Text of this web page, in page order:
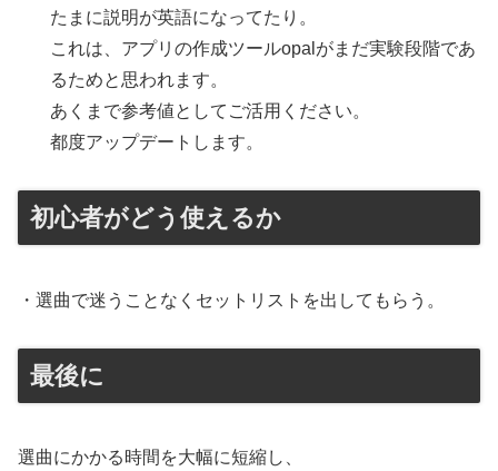
たまに説明が英語になってたり。
これは、アプリの作成ツールopalがまだ実験段階であ
るためと思われます。
あくまで参考値としてご活用ください。
都度アップデートします。
初心者がどう使えるか
・選曲で迷うことなくセットリストを出してもらう。
最後に
選曲にかかる時間を大幅に短縮し、